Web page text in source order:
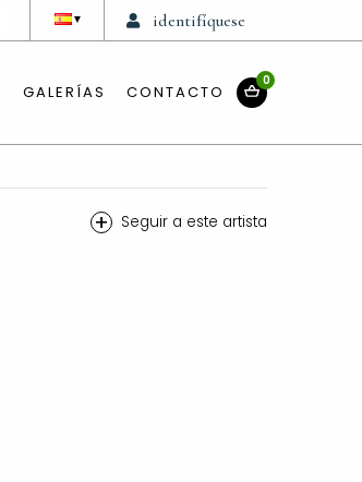
identifíquese
▼
GALERÍAS CONTACTO
0
+ Seguir a este artista